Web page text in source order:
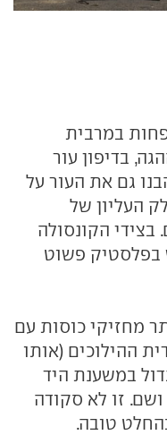
במרבית
בדיפון עור
גם את העור על
העליון של
הקונסולה
בפלסטיק פשוט
מחזיקי כוסות עם
ההילוכים (אותו
במשענת היד
זו לא סקודה
טובה.